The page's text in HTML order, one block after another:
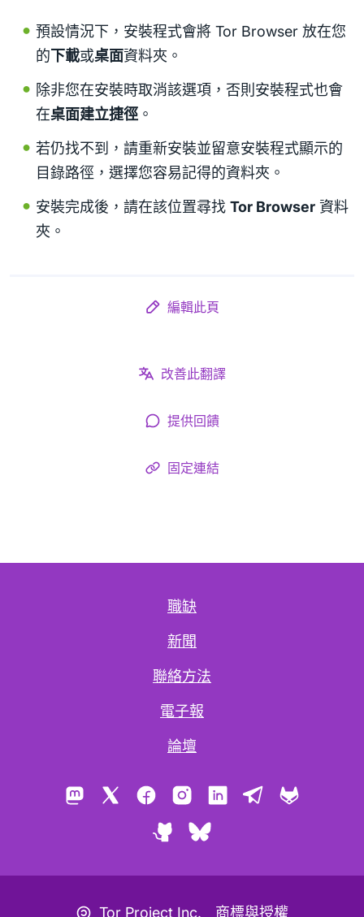
預設情況下，安裝程式會將 Tor Browser 放在您
的下載或桌面資料夾。
除非您在安裝時取消該選項，否則安裝程式也會
在桌面建立捷徑 。
若仍找不到，請重新安裝並留意安裝程式顯示的
目錄路徑，選擇您容易記得的資料夾。
安裝完成後，請在該位置尋找 Tor Browser 資料
夾。
編輯此頁
改善此翻譯
提供回饋
固定連結
職缺
新聞
聯絡方法
電子報
論壇
Mastodon FacebookInstagramLinkedInTelegram
GitHubBluesky
Copyleft 圖示
Tor Project Inc. 商標與授權